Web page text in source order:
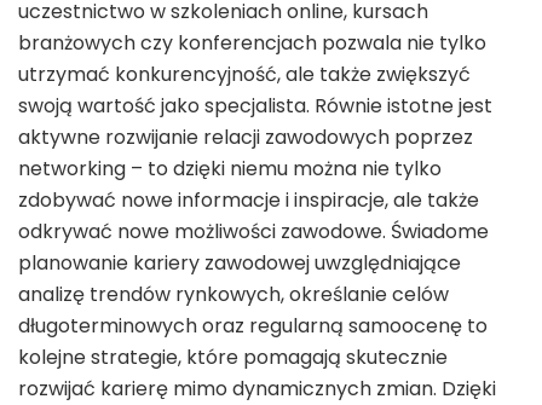
uczestnictwo w szkoleniach online, kursach
branżowych czy konferencjach pozwala nie tylko
utrzymać konkurencyjność, ale także zwiększyć
swoją wartość jako specjalista. Równie istotne jest
aktywne rozwijanie relacji zawodowych poprzez
networking – to dzięki niemu można nie tylko
zdobywać nowe informacje i inspiracje, ale także
odkrywać nowe możliwości zawodowe. Świadome
planowanie kariery zawodowej uwzględniające
analizę trendów rynkowych, określanie celów
długoterminowych oraz regularną samoocenę to
kolejne strategie, które pomagają skutecznie
rozwijać karierę mimo dynamicznych zmian. Dzięki